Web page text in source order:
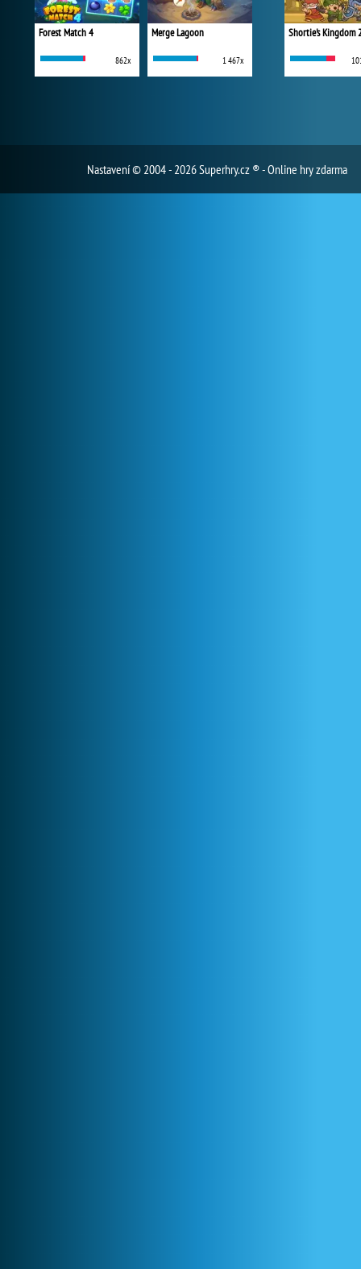
Forest Match 4
862x
Merge Lagoon
1 467x
Shortie's Kingdom
Nastavení© 2004 - 2026 Superhry.cz ® - Online hry zdarma